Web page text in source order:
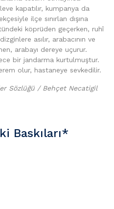
kapatılır, kumpanya da
ilçe sınırlan dışına
köprüden geçerken, ruhî
asılır, arabacının ve
arabayı dereye uçurur.
bir jandarma kurtulmuştur.
olur, hastaneye sevkedilir.
Sözlüğü / Behçet Necatigil
Baskıları*